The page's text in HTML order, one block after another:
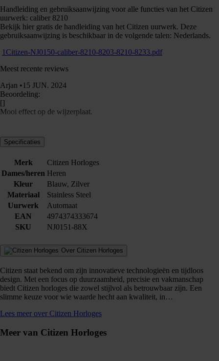
Handleiding en gebruiksaanwijzing voor alle functies van het Citizen
uurwerk: caliber 8210
Bekijk hier gratis de handleiding van het Citizen uurwerk. Deze
gebruiksaanwijzing is beschikbaar in de volgende talen: Nederlands.
1Citizen-NJ0150-caliber-8210-8203-8210-8233.pdf
Meest recente reviews
Arjan •15 JUN. 2024
Beoordeling:
[]
Mooi effect op de wijzerplaat.
Specificaties
Merk
Citizen Horloges
Dames/heren Heren
Kleur
Blauw, Zilver
Materiaal
Stainless Steel
Uurwerk
Automaat
EAN
4974374333674
SKU
NJ0151-88X
Over Citizen Horloges
Citizen staat bekend om zijn innovatieve technologieën en tijdloos
design. Met een focus op duurzaamheid, precisie en vakmanschap
biedt Citizen horloges die zowel stijlvol als betrouwbaar zijn. Een
slimme keuze voor wie waarde hecht aan kwaliteit, in…
Lees meer over Citizen Horloges
Meer van Citizen Horloges